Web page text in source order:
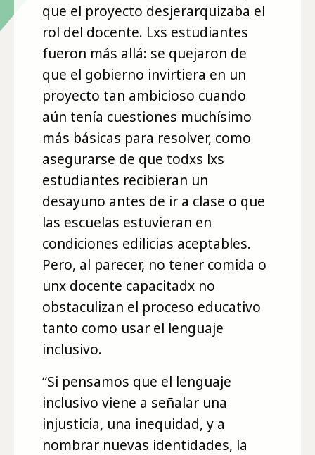
que el proyecto desjerarquizaba el
rol del docente. Lxs estudiantes
fueron más allá: se quejaron de
que el gobierno invirtiera en un
proyecto tan ambicioso cuando
aún tenía cuestiones muchísimo
más básicas para resolver, como
asegurarse de que todxs lxs
estudiantes recibieran un
desayuno antes de ir a clase o que
las escuelas estuvieran en
condiciones edilicias aceptables.
Pero, al parecer, no tener comida o
unx docente capacitadx no
obstaculizan el proceso educativo
tanto como usar el lenguaje
inclusivo.
“Si pensamos que el lenguaje
inclusivo viene a señalar una
injusticia, una inequidad, y a
nombrar nuevas identidades, la